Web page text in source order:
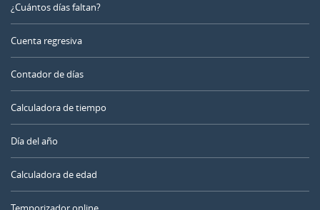
¿Cuántos días faltan?
Cuenta regresiva
Contador de días
Calculadora de tiempo
Día del año
Calculadora de edad